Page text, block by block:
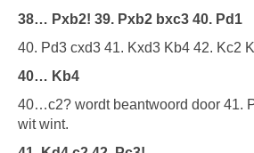
38… Pxb2! 39. Pxb2 bxc3 40. Pd1
40. Pd3 cxd3 41. Kxd3 Kb4 42. Kc2
40… Kb4
40…c2? wordt beantwoord door 41.
wit wint.